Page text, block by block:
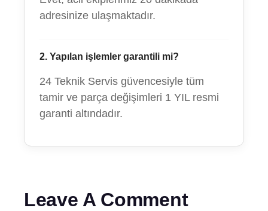
adresinize ulaşmaktadır.
2. Yapılan işlemler garantili mi?
24 Teknik Servis güvencesiyle tüm
tamir ve parça değişimleri 1 YIL resmi
garanti altındadır.
Leave A Comment